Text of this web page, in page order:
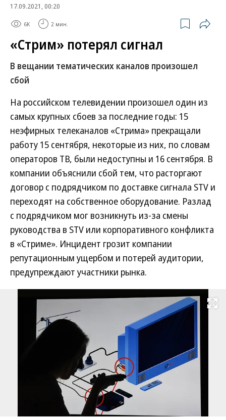
17.09.2021, 00:20
6K 2 мин.
«Стрим» потерял сигнал
В вещании тематических каналов произошел
сбой
На российском телевидении произошел один из
самых крупных сбоев за последние годы: 15
неэфирных телеканалов «Стрима» прекращали
работу 15 сентября, некоторые из них, по словам
операторов ТВ, были недоступны и 16 сентября. В
компании объяснили сбой тем, что расторгают
договор с подрядчиком по доставке сигнала STV и
переходят на собственное оборудование. Разлад
с подрядчиком мог возникнуть из-за смены
руководства в STV или корпоративного конфликта
в «Стриме». Инцидент грозит компании
репутационным ущербом и потерей аудитории,
предупреждают участники рынка.
Развернуть